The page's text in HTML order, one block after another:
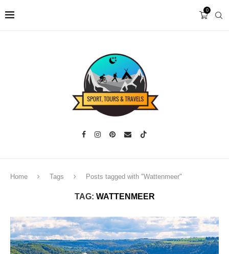
0
Home Tags Posts tagged with "Wattenmeer"
TAG: WATTENMEER